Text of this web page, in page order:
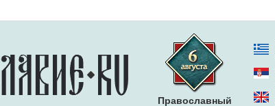
Православный